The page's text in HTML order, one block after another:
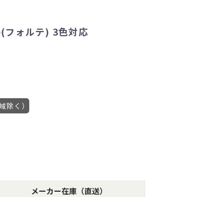
ォルテ) 3色対応
除く）
メーカー在庫（直送）